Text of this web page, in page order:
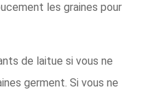
les graines pour
de laitue si vous ne
germent. Si vous ne